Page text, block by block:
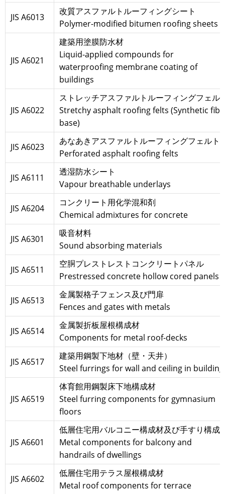
JIS A6013
改質アスファルトルーフィングシート
Polymer-modified bitumen roofing sheets
JIS A6021
建築用塗膜防水材
Liquid-applied compounds for
waterproofing membrane coating of
buildings
JIS A6022
ストレッチアスファルトルーフィングフェル
Stretchy asphalt roofing felts (Synthetic
base)
JIS A6023
あなあきアスファルトルーフィングフェルト
Perforated asphalt roofing felts
JIS A6111
透湿防水シート
Vapour breathable underlays
JIS A6204
コンクリート用化学混和剤
Chemical admixtures for concrete
JIS A6301
吸音材料
Sound absorbing materials
JIS A6511
空胴プレストレストコンクリートパネル
Prestressed concrete hollow cored panels
JIS A6513
金属製格子フェンス及び門扉
Fences and gates with metals
JIS A6514
金属製折板屋根構成材
Components for metal roof-decks
JIS A6517
建築用鋼製下地材（壁・天井）
Steel furrings for wall and ceiling in
JIS A6519
体育館用鋼製床下地構成材
Steel furring components for gymnasium
floors
JIS A6601
低層住宅用バルコニー構成材及び手すり構成
Metal components for balcony and
handrails of dwellings
JIS A6602
低層住宅用テラス屋根構成材
Metal roof components for terrace